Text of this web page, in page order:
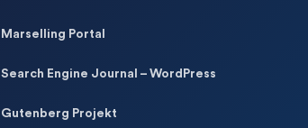
Marselling Portal
Search Engine Journal – WordPress
Gutenberg Projekt